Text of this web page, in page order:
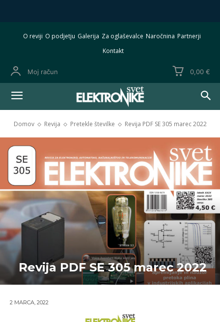
O reviji O podjetju Galerija Za oglaševalce Naročnina Partnerji
Kontakt
Moj račun 0,00 €
Domov Revija Pretekle številke Revija PDF SE 305 marec 2022
Revija PDF SE 305 marec 2022
2 MARCA, 2022